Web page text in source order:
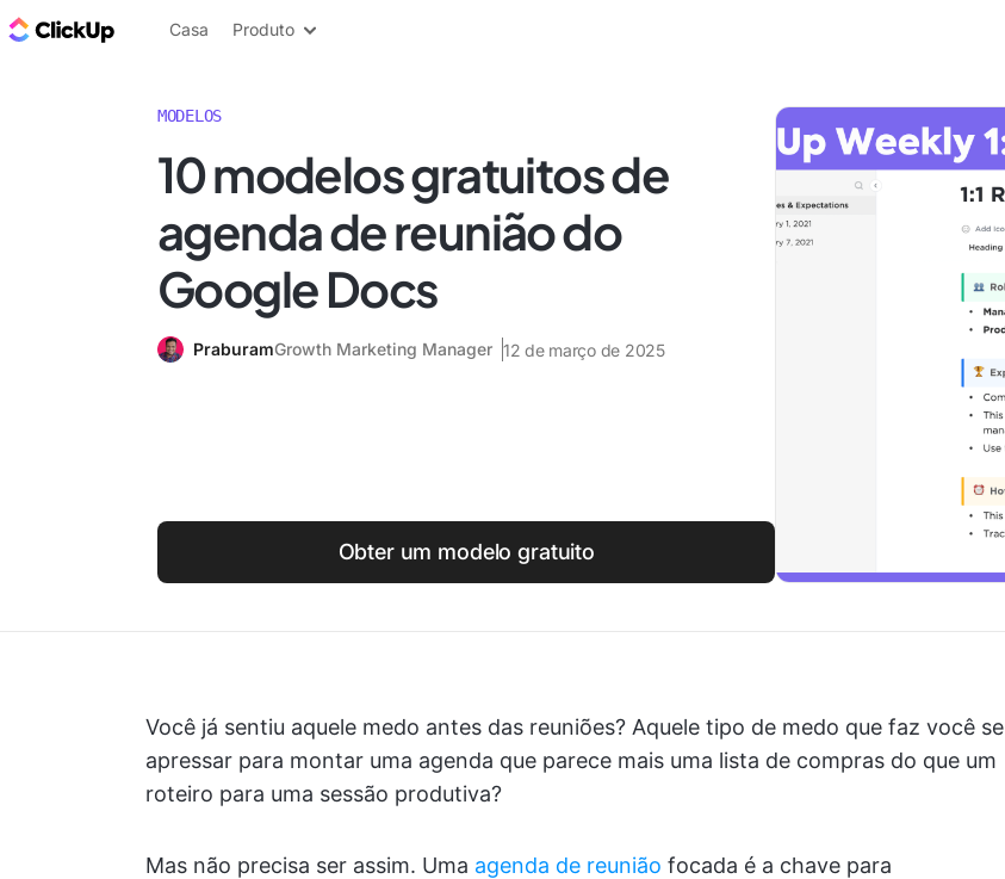
ClickUp Blogue
Casa Produto
MODELOS
10 modelos gratuitos de
agenda de reunião do
Google Docs
PraburamGrowth Marketing Manager 12 de março de 2025
Obter um modelo gratuito
Você já sentiu aquele medo antes das reuniões? Aquele tipo de medo que faz você se
apressar para montar uma agenda que parece mais uma lista de compras do que um
roteiro para uma sessão produtiva?
Mas não precisa ser assim. Uma agenda de reunião focada é a chave para